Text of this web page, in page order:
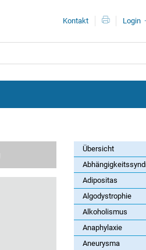
Metanavigationn
Kontakt Login
Übersicht
Adipositas
Algodystrophie
Alkoholismus
Anaphylaxie
Aneurysma